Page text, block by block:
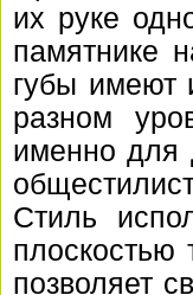
их руке
памятнике
губы имеют
разном
именно для
Стиль
плоскостью
позволяет